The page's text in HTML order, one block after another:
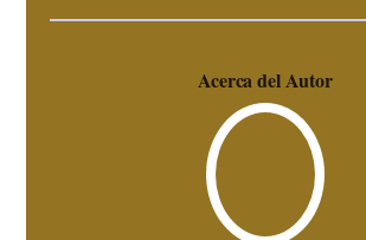
Acerca del Autor